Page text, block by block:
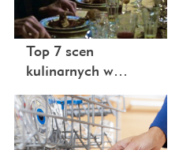
Top 7 scen
kulinarnych w…